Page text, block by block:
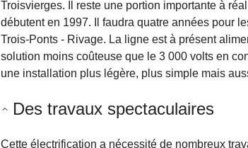
Troisvierges. Il reste une portion importante à
débutent en 1997. Il faudra quatre années pour
Trois-Ponts - Rivage. La ligne est à présent
solution moins coûteuse que le 3 000 volts en
une installation plus légère, plus simple mais
Des travaux spectaculaires
Cette électrification a nécessité de nombreux